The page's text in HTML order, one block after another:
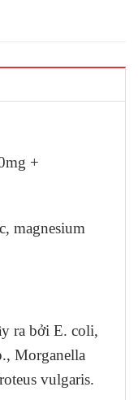
+
magnesium
ra bởi E. coli,
Morganella
vulgaris.